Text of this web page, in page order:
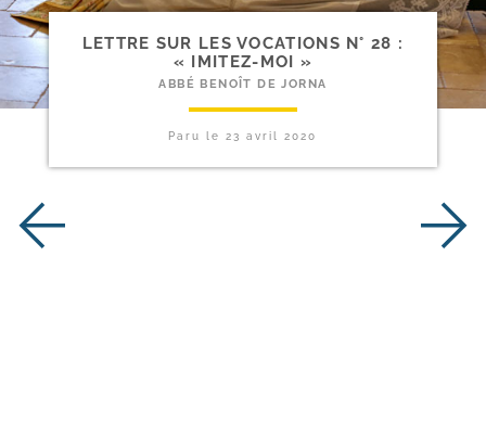
LETTRE SUR LES VOCATIONS N° 28 :
« IMITEZ-MOI »
ABBÉ BENOÎT DE JORNA
Paru le23 avril 2020